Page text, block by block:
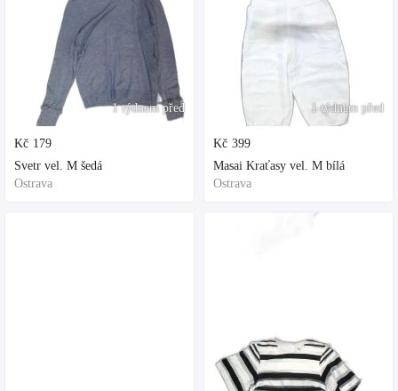
1 týdnem před
Kč 179
Svetr vel. M šedá
Ostrava
1 týdnem před
Kč 399
Masai Kraťasy vel. M bílá
Ostrava